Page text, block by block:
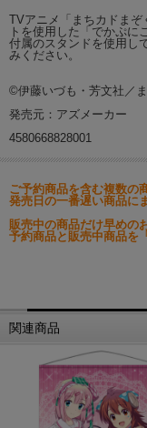
TVアニメ「まちカドまぞ
トを使用した「でかぷに
付属のスタンドを使用し
みください。
©伊藤いづも・芳文社／
発売元：アズメーカー
4580668828001
ご予約商品を含む複数の
発売日の一番遅い商品に
販売中の商品だけ早めの
予約商品と販売中商品を
関連商品